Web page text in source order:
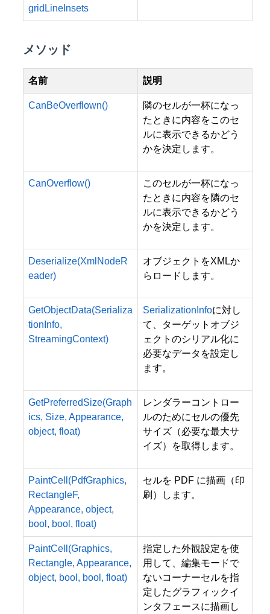
gridLineInsets
メソッド
名前 説明
CanBeOverflown()
隣のセルが一杯になっ
たときに内容をこのセ
ルに表示できるかどう
かを決定します。
CanOverflow()
このセルが一杯になっ
たときに内容を隣のセ
ルに表示できるかどう
かを決定します。
Deserialize(XmlNodeR
eader)
オブジェクトをXMLか
らロードします。
GetObjectData(Serializa
tionInfo,
StreamingContext)
SerializationInfoに対し
て、ターゲットオブジ
ェクトのシリアル化に
必要なデータを設定し
ます。
GetPreferredSize(Graph
ics, Size, Appearance,
object, float)
レンダラーコントロー
ルのためにセルの優先
サイズ（必要な最大サ
イズ）を取得します。
PaintCell(PdfGraphics,
RectangleF,
Appearance, object,
bool, bool, float)
セルを PDF に描画（印
刷）します。
PaintCell(Graphics,
Rectangle, Appearance,
object, bool, bool, float)
指定した外観設定を使
用して、編集モードで
ないコーナーセルを指
定したグラフィックイ
ンタフェースに描画し